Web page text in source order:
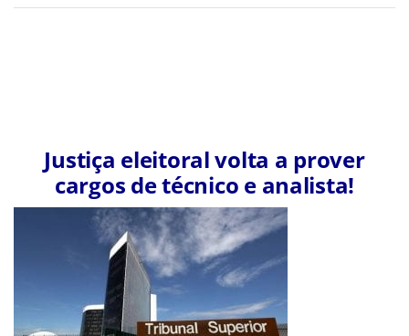
Justiça eleitoral volta a prover
cargos de técnico e analista!